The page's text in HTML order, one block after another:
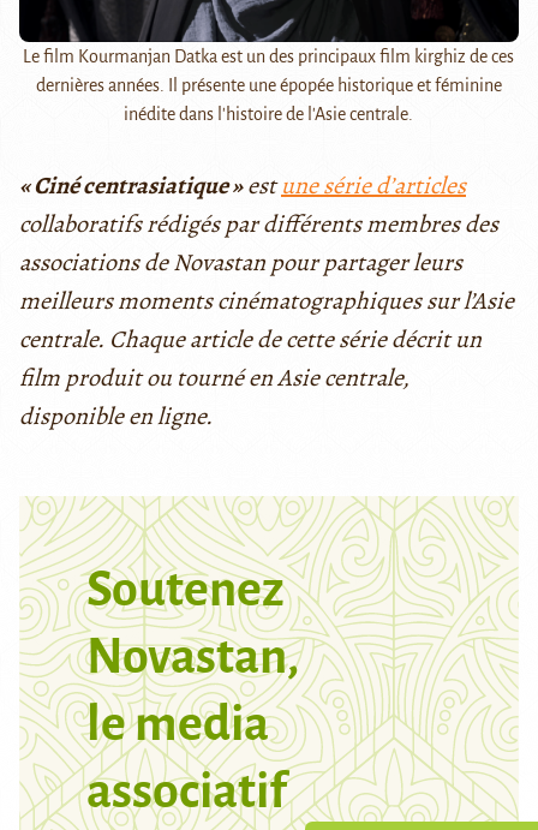
Le film Kourmanjan Datka est un des principaux film kirghiz de ces
dernières années. Il présente une épopée historique et féminine
inédite dans l'histoire de l'Asie centrale.
« Ciné centrasiatique »estune série d’articles
collaboratifs rédigés par différents membres des
associations de Novastan pour partager leurs
meilleurs moments cinématographiques sur l’Asie
centrale. Chaque article de cette série décrit un
film produit ou tourné en Asie centrale,
disponible en ligne.
Soutenez
Novastan,
le media
associatif